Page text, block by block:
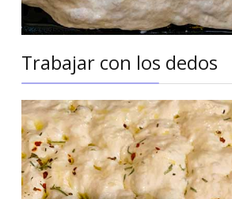
Trabajar con los dedos